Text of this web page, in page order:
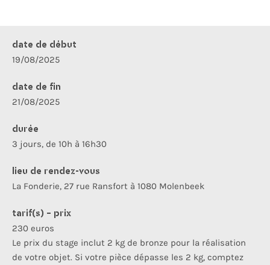
date de début
19/08/2025
date de fin
21/08/2025
durée
3 jours, de 10h à 16h30
lieu de rendez-vous
La Fonderie, 27 rue Ransfort à 1080 Molenbeek
tarif(s) - prix
230 euros
Le prix du stage inclut 2 kg de bronze pour la réalisation
de votre objet. Si votre pièce dépasse les 2 kg, comptez